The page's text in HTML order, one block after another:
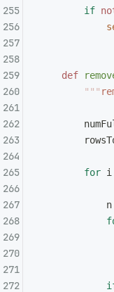
        if
    def
        """
        for
i
            n